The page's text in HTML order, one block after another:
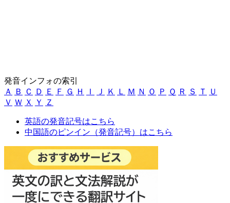
発音インフォの索引
Ａ
Ｂ Ｃ Ｄ Ｅ Ｆ Ｇ Ｈ Ｉ Ｊ Ｋ Ｌ Ｍ Ｎ Ｏ Ｐ Ｑ Ｒ Ｓ Ｔ
Ｕ
Ｖ Ｗ Ｘ Ｙ Ｚ
英語の発音記号はこちら
中国語のピンイン（発音記号）はこちら